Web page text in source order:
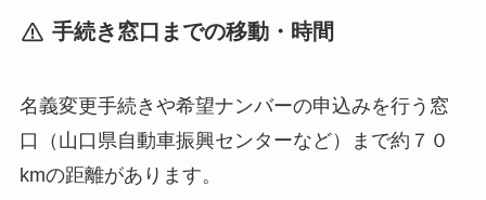
手続き窓口までの移動・時間
名義変更手続きや希望ナンバーの申込みを行う窓
口（山口県自動車振興センターなど）まで約７０
kmの距離があります。